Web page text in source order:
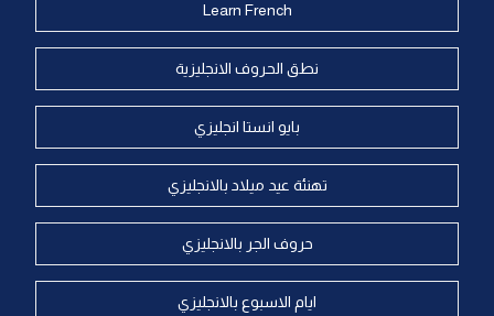
Learn French
نطق الحروف الانجليزية
بايو انستا انجليزي
تهنئة عيد ميلاد بالانجليزي
حروف الجر بالانجليزي
ايام الاسبوع بالانجليزي